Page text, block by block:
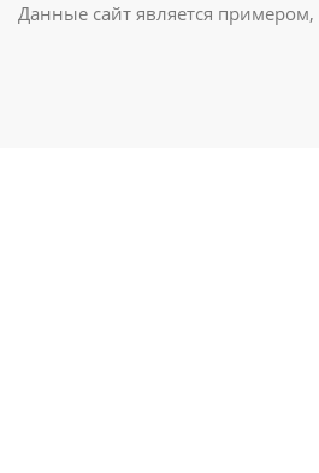
Данные сайт является